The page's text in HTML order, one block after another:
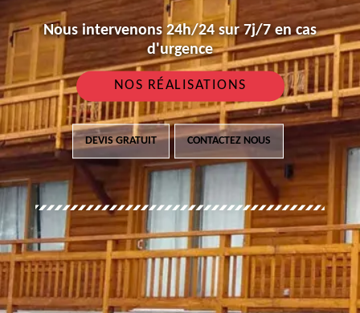
Nous intervenons 24h/24 sur 7j/7 en cas
d'urgence
NOS RÉALISATIONS
DEVIS GRATUIT CONTACTEZ NOUS